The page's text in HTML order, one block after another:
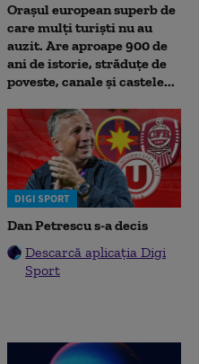
Orașul european superb de
care mulți turiști nu au
auzit. Are aproape 900 de
ani de istorie, străduțe de
poveste, canale și castele...
DIGI SPORT
Dan Petrescu s-a decis
Descarcă aplicația Digi
Sport